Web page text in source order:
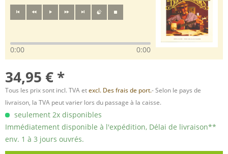
0:00 0:00
34,95 € *
Tous les prix sont incl. TVA etexcl. Des frais de port.- Selon le pays de
livraison, la TVA peut varier lors du passage à la caisse.
seulement 2x disponibles
Immédiatement disponible à l'expédition, Délai de livraison**
env. 1 à 3 jours ouvrés.